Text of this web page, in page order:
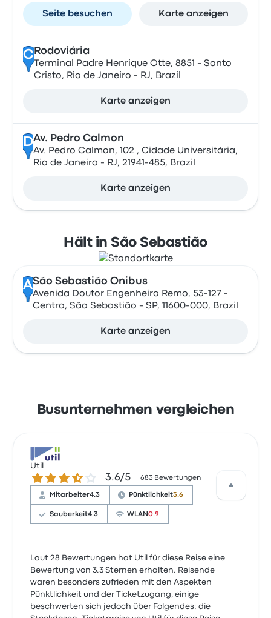
Seite besuchen Karte anzeigen
CRodoviária
Terminal Padre Henrique Otte, 8851 - Santo
Cristo, Rio de Janeiro - RJ, Brazil
Karte anzeigen
DAv. Pedro Calmon
Av. Pedro Calmon, 102 , Cidade Universitária,
Rio de Janeiro - RJ, 21941-485, Brazil
Karte anzeigen
Hält in São Sebastião
ASão Sebastião Onibus
Avenida Doutor Engenheiro Remo, 53-127 -
Centro, São Sebastião - SP, 11600-000, Brazil
Karte anzeigen
Busunternehmen vergleichen
Util
3.6 von 5 Sternen3.6/5 683 Bewertungen
Mitarbeiter4.3 Pünktlichkeit3.6
Sauberkeit4.3 WLAN0.9
Laut 28 Bewertungen hat Util für diese Reise eine
Bewertung von 3.3 Sternen erhalten. Reisende
waren besonders zufrieden mit den Aspekten
Pünktlichkeit und der Ticketzugang, einige
beschwerten sich jedoch über Folgendes: die